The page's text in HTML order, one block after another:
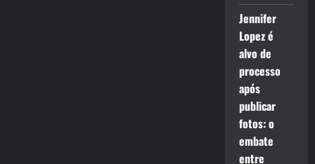
Jennifer
Lopez é
alvo de
processo
após
publicar
fotos: o
embate
entre